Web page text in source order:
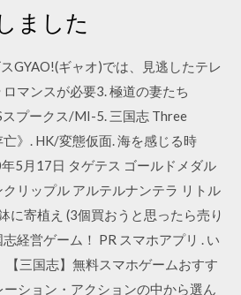
ました
GYAO!(ギャオ)では、見逃したテレ
マンスが必要3. 極道の妻たち
スプークス/MI-5. 三国志 Three
》. HK/変態仮面. 海を感じる時
年5月17日 タゲテス ゴールドメダル
リップル アルテルナンテラ リトル
に寄植え (3個買おうと思ったら売り
経営ゲーム！ PR スマホアプリ . い
【三国志】無料スマホゲームおすす
ション・アクションの中から選ん